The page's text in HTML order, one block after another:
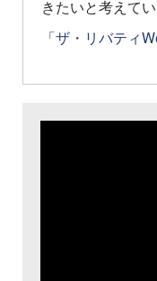
きたいと考えてい
「ザ・リバティ